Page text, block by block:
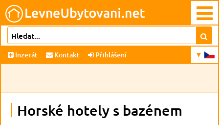
Inzerát Kontakt Přihlášení
Horské hotely s bazénem